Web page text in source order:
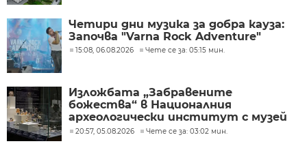
Четири дни музика за добра кауза:
Започва "Varna Rock Adventure"
15:08, 06.08.2026 Чете се за: 05:15 мин.
Изложбата „Забравените
божества“ в Националния
археологически институт с музей
при БАН
20:57, 05.08.2026 Чете се за: 03:02 мин.